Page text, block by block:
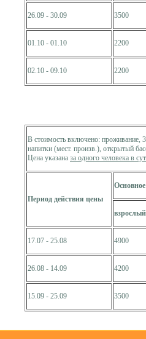
26.09 - 30.09 3500
01.10 - 01.10 2200
02.10 - 09.10 2200
В стоимость включено: проживание,
напитки (мест. произв.), открытый
Цена указана за одного человека в
Период действия цены
взрослый
17.07 - 25.08 4900
26.08 - 14.09 4200
15.09 - 25.09 3500